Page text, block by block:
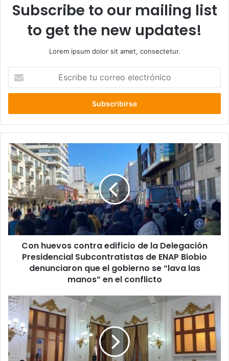
Subscribe to our mailing list
to get the new updates!
Lorem ipsum dolor sit amet, consectetur.
correo
Con
huevos
contra
edificio
de
la
Delegación
Presidencial
Subcontratistas
ENAP
el
gobierno
se
“lava
las
manos”
Con huevos contra edificio de la Delegación
Presidencial Subcontratistas de ENAP Biobio
denunciaron que el gobierno se “lava las
manos” en el conflicto
Comisión
de
Normas
Transitorias
comienza
discusión